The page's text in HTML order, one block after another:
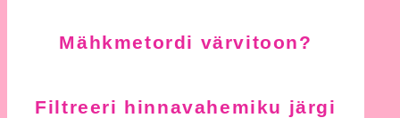
Mähkmetordi värvitoon?
Filtreeri hinnavahemiku järgi